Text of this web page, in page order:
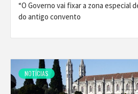
“O Governo vai fixar a zona especial
do antigo convento
NOTÍCIAS